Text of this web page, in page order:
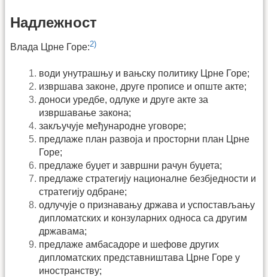
Надлежност
Влада Црне Горе:2)
води унутрашњу и вањску политику Црне Горе;
извршава законе, друге прописе и опште акте;
доноси уредбе, одлуке и друге акте за
извршавање закона;
закључује међународне уговоре;
предлаже план развоја и просторни план Црне
Горе;
предлаже буџет и завршни рачун буџета;
предлаже стратегију националне безбједности и
стратегију одбране;
одлучује о признавању држава и успостављању
дипломатских и конзуларних односа са другим
државама;
предлаже амбасадоре и шефове других
дипломатских представништава Црне Горе у
иностранству;